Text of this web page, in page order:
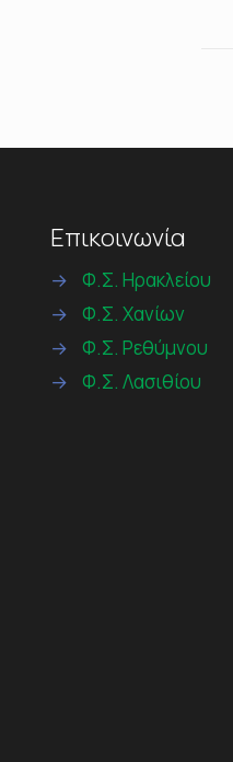
Επικοινωνία
→
Φ.Σ. Ηρακλείου
→
Φ.Σ. Χανίων
→
Φ.Σ. Ρεθύμνου
→
Φ.Σ. Λασιθίου